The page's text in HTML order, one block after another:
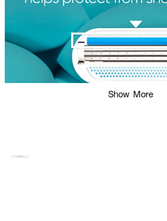
Show More